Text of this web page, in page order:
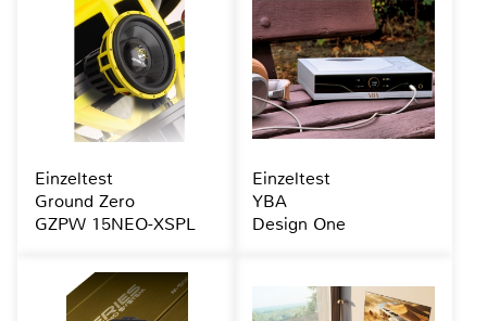
Einzeltest
Ground Zero
GZPW 15NEO-XSPL
Einzeltest
YBA
Design One